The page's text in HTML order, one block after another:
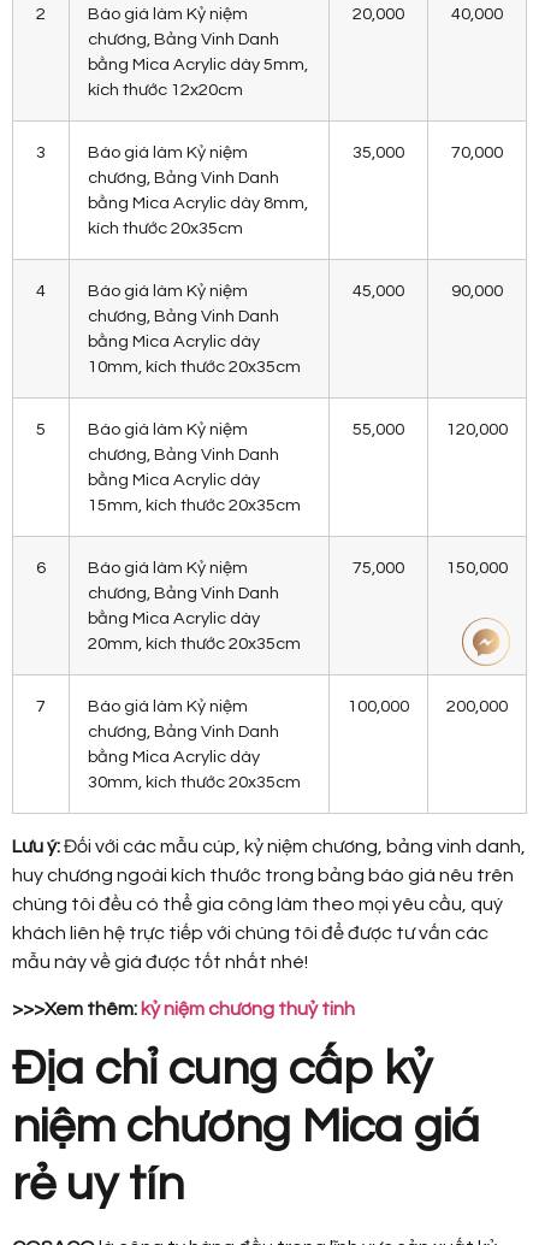
2
Báo giá làm Kỷ niệm
chương, Bảng Vinh Danh
bằng Mica Acrylic dày 5mm,
kích thước 12x20cm
20,000 40,000
3
Báo giá làm Kỷ niệm
chương, Bảng Vinh Danh
bằng Mica Acrylic dày 8mm,
kích thước 20x35cm
35,000 70,000
4
Báo giá làm Kỷ niệm
chương, Bảng Vinh Danh
bằng Mica Acrylic dày
10mm, kích thước 20x35cm
45,000 90,000
5
Báo giá làm Kỷ niệm
chương, Bảng Vinh Danh
bằng Mica Acrylic dày
15mm, kích thước 20x35cm
55,000 120,000
6
Báo giá làm Kỷ niệm
chương, Bảng Vinh Danh
bằng Mica Acrylic dày
20mm, kích thước 20x35cm
75,000 150,000
7
Báo giá làm Kỷ niệm
chương, Bảng Vinh Danh
bằng Mica Acrylic dày
30mm, kích thước 20x35cm
100,000 200,000
Lưu ý:Đối với các mẫu cúp, kỷ niệm chương, bảng vinh danh,
huy chương ngoài kích thước trong bảng báo giá nêu trên
chúng tôi đều có thể gia công làm theo mọi yêu cầu, quý
khách liên hệ trực tiếp với chúng tôi để được tư vấn các
mẫu này về giá được tốt nhất nhé!
>>>Xem thêm: kỷ niệm chương thuỷ tinh
Địa chỉ cung cấp kỷ
niệm chương Mica giá
rẻ uy tín